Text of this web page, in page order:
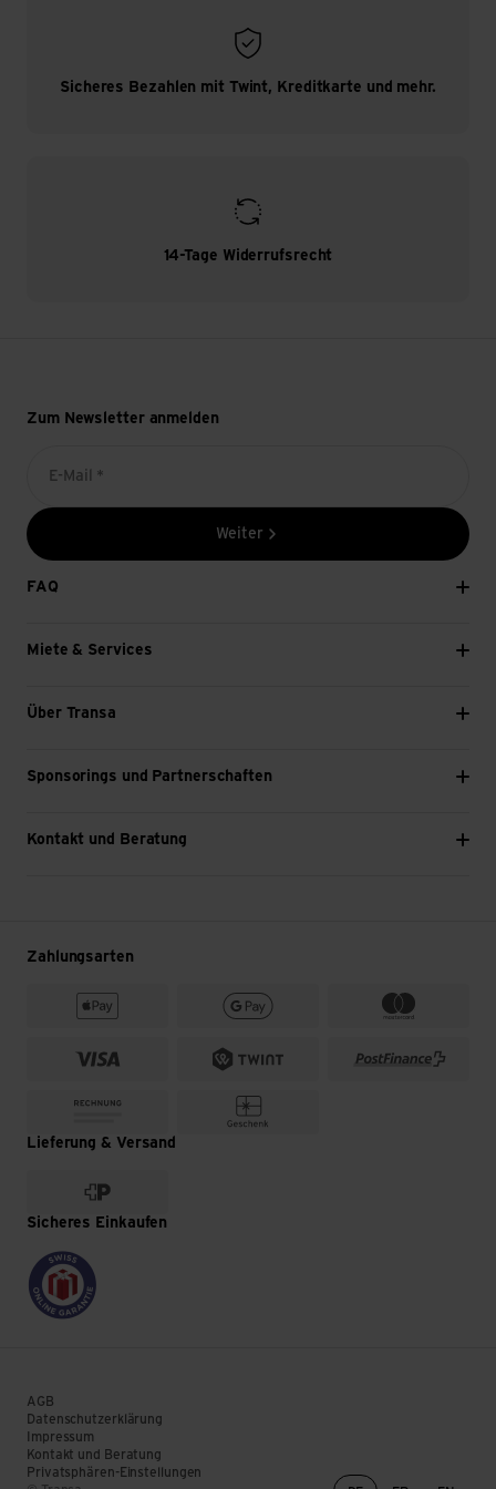
Sicheres Bezahlen mit Twint, Kreditkarte und mehr.
14-Tage Widerrufsrecht
Zum Newsletter anmelden
E-Mail *
Weiter
FAQ
Miete & Services
Über Transa
Sponsorings und Partnerschaften
Kontakt und Beratung
Zahlungsarten
Lieferung & Versand
Sicheres Einkaufen
AGB
Datenschutzerklärung
Impressum
Kontakt und Beratung
Privatsphären-Einstellungen